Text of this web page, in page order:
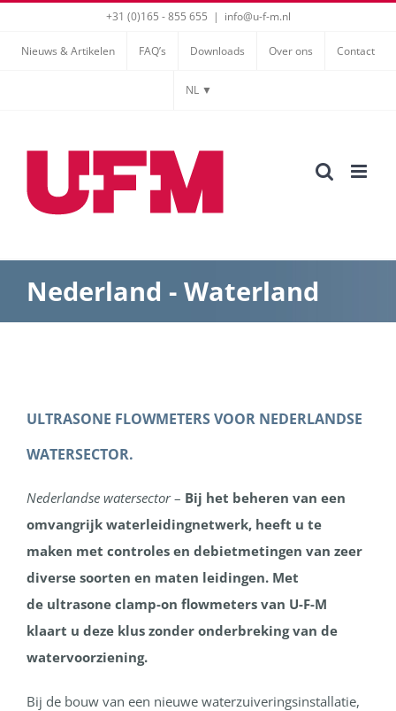
+31 (0)165 - 855 655 | info@u-f-m.nl
Nieuws & Artikelen FAQ’s Downloads Over ons Contact
NL ▼
Nederland - Waterland
ULTRASONE FLOWMETERS VOOR NEDERLANDSE
WATERSECTOR.
Nederlandse watersector– Bij het beheren van een
omvangrijk waterleidingnetwerk, heeft u te
maken met controles en debietmetingen van zeer
diverse soorten en maten leidingen. Met
de ultrasone clamp-on flowmeters van U-F-M
klaart u deze klus zonder onderbreking van de
watervoorziening.
Bij de bouw van een nieuwe waterzuiveringsinstallatie,